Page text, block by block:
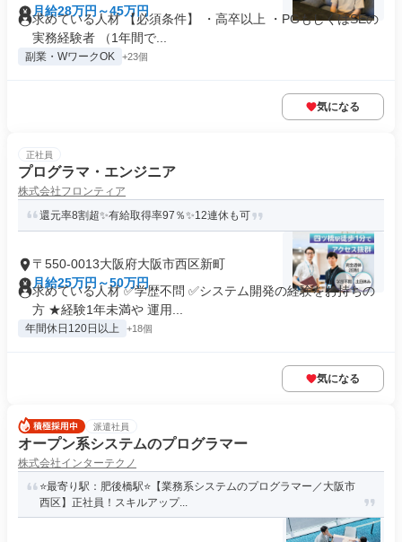
月給28万円～45万円
求めている人材 【必須条件】 ・高卒以上 ・PGもしくはSEの
実務経験者 （1年間で...
副業・WワークOK +23個
気になる
正社員
プログラマ・エンジニア
株式会社フロンティア
還元率8割超✨有給取得率97％✨12連休も可
〒550-0013大阪府大阪市西区新町
月給25万円～50万円
求めている人材 ✅学歴不問 ✅システム開発の経験をお持ちの
方 ★経験1年未満や 運用...
年間休日120日以上 +18個
気になる
派遣社員
オープン系システムのプログラマー
株式会社インターテクノ
⭐️最寄り駅：肥後橋駅⭐️【業務系システムのプログラマー／大阪市
西区】正社員！スキルアップ...